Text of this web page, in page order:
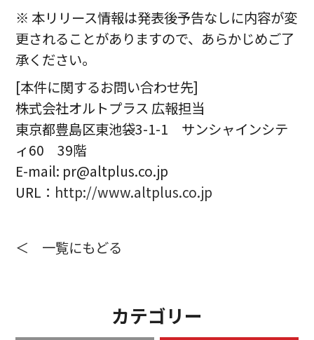
※ 本リリース情報は発表後予告なしに内容が変
更されることがありますので、あらかじめご了
承ください。
[本件に関するお問い合わせ先]
株式会社オルトプラス 広報担当
東京都豊島区東池袋3-1-1 サンシャインシテ
ィ60 39階
E-mail: pr@altplus.co.jp
URL： http://www.altplus.co.jp
＜ 一覧にもどる
カテゴリー